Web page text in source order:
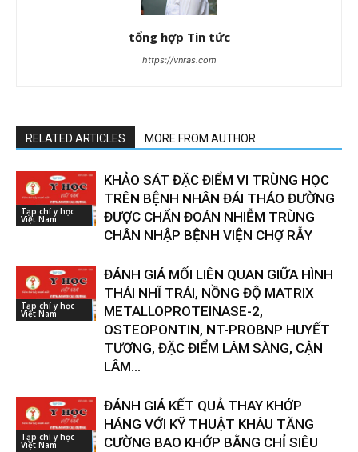
tổng hợp Tin tức
https://vnras.com
RELATED ARTICLES MORE FROM AUTHOR
Tạp chí y học
Việt Nam
KHẢO SÁT ĐẶC ĐIỂM VI TRÙNG HỌC
TRÊN BỆNH NHÂN ĐÁI THÁO ĐƯỜNG
ĐƯỢC CHẨN ĐOÁN NHIỄM TRÙNG
CHÂN NHẬP BỆNH VIỆN CHỢ RẪY
Tạp chí y học
Việt Nam
ĐÁNH GIÁ MỐI LIÊN QUAN GIỮA HÌNH
THÁI NHĨ TRÁI, NỒNG ĐỘ MATRIX
METALLOPROTEINASE-2,
OSTEOPONTIN, NT-PROBNP HUYẾT
TƯƠNG, ĐẶC ĐIỂM LÂM SÀNG, CẬN
LÂM...
Tạp chí y học
Việt Nam
ĐÁNH GIÁ KẾT QUẢ THAY KHỚP
HÁNG VỚI KỸ THUẬT KHÂU TĂNG
CƯỜNG BAO KHỚP BẰNG CHỈ SIÊU